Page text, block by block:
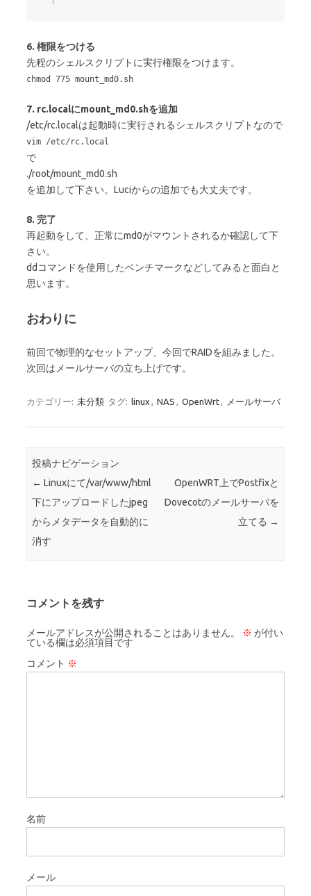
6. 権限をつける
先程のシェルスクリプトに実行権限をつけます。
chmod 775 mount_md0.sh
7. rc.localにmount_md0.shを追加
/etc/rc.localは起動時に実行されるシェルスクリプトなので
vim /etc/rc.local
で
./root/mount_md0.sh
を追加して下さい。Luciからの追加でも大丈夫です。
8. 完了
再起動をして、正常にmd0がマウントされるか確認して下
さい。
ddコマンドを使用したベンチマークなどしてみると面白と
思います。
おわりに
前回で物理的なセットアップ、今回でRAIDを組みました。
次回はメールサーバの立ち上げです。
カテゴリー: 未分類 タグ: linux , NAS , OpenWrt, メールサーバ
投稿ナビゲーション
← Linuxにて/var/www/html
下にアップロードしたjpeg
からメタデータを自動的に
消す
OpenWRT上でPostfixと
Dovecotのメールサーバを
立てる →
コメントを残す
メールアドレスが公開されることはありません。 ※ が付い
ている欄は必須項目です
コメント ※
名前
メール